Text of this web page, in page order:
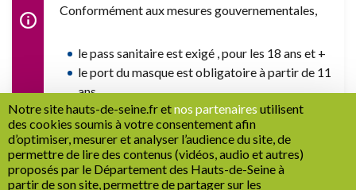
Conformément aux mesures gouvernementales,
le pass sanitaire est exigé , pour les 18 ans et +
le port du masque est obligatoire à partir de 11
ans
Notre site hauts-de-seine.fr etnos partenaires utilisent
des cookies soumis à votre consentement afin
d’optimiser, mesurer et analyser l’audience du site, de
permettre de lire des contenus (vidéos, audio et autres)
proposés par le Département des Hauts-de-Seine à
partir de son site, permettre de partager sur les